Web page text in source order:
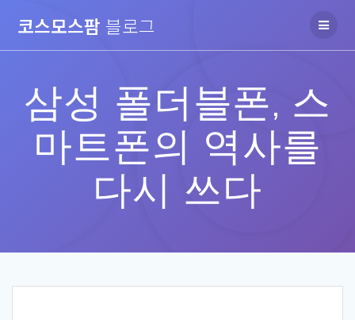
코스모스팜 블로그
삼성 폴더블폰, 스
마트폰의 역사를
다시 쓰다